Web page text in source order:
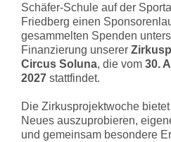
Schäfer-Schule auf der
Friedberg einen
gesammelten Spenden
Finanzierung unserer
Circus Soluna, die vom 30.
2027 stattfindet.
Die Zirkusprojektwoche
Neues auszuprobieren,
und gemeinsam besondere